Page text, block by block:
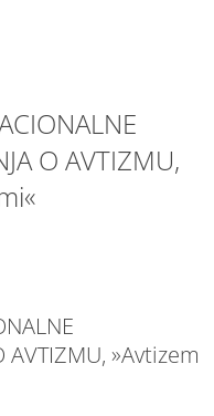
O AVTIZMU,
AVTIZMU, »Avtizem